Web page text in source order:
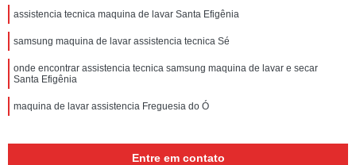
assistencia tecnica maquina de lavar Santa Efigênia
samsung maquina de lavar assistencia tecnica Sé
onde encontrar assistencia tecnica samsung maquina de lavar e secar
Santa Efigênia
maquina de lavar assistencia Freguesia do Ó
Entre em contato